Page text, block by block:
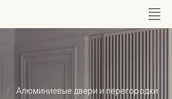
Алюминиевые двери и перегородки